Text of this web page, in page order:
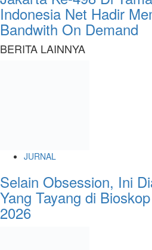
Indonesia Net Hadir
Bandwith On Demand
BERITA LAINNYA
JURNAL
Selain Obsession, Ini
Yang Tayang di
2026